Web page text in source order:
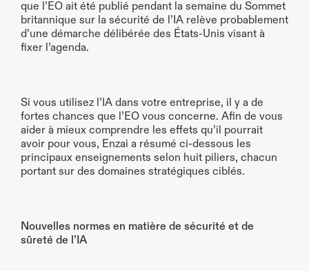
que l’EO ait été publié pendant la semaine du Sommet
britannique sur la sécurité de l’IA relève probablement
d’une démarche délibérée des États-Unis visant à
fixer l’agenda.
Si vous utilisez l’IA dans votre entreprise, il y a de
fortes chances que l’EO vous concerne. Afin de vous
aider à mieux comprendre les effets qu’il pourrait
avoir pour vous, Enzai a résumé ci-dessous les
principaux enseignements selon huit piliers, chacun
portant sur des domaines stratégiques ciblés.
Nouvelles normes en matière de sécurité et de
sûreté de l’IA